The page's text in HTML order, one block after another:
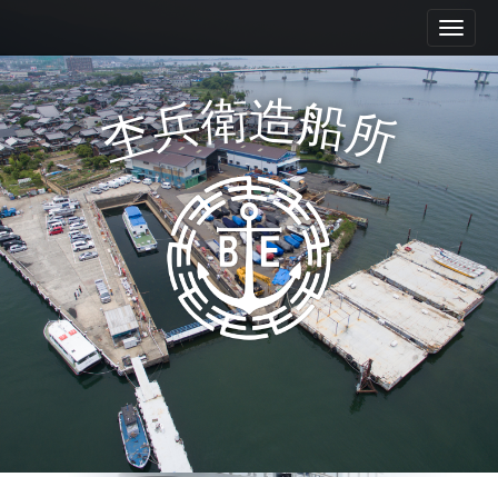
i
n
m
e
n
u
i
p
t
o
c
o
n
t
e
杢兵衛造船所
Mokube shipyard Co., Ltd.